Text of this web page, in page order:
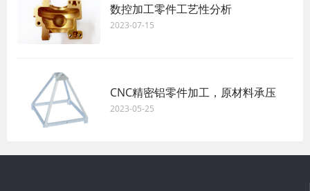
数控加工零件工艺性分析
2023-07-15
CNC精密铝零件加工，原材料承压
2023-05-25